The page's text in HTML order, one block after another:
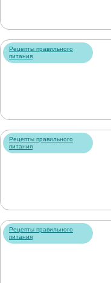
Рецепты правильного
питания
Рецепты правильного
питания
Рецепты правильного
питания